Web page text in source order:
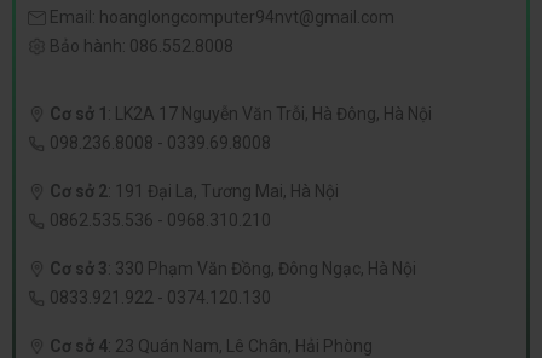
Email: hoanglongcomputer94nvt@gmail.com
Bảo hành: 086.552.8008
Cơ sở 1 : LK2A 17 Nguyễn Văn Trỗi, Hà Đông, Hà Nội
098.236.8008 - 0339.69.8008
Cơ sở 2: 191 Đại La, Tương Mai, Hà Nội
0862.535.536 - 0968.310.210
Cơ sở 3: 330 Phạm Văn Đồng, Đông Ngạc, Hà Nội
0833.921.922 - 0374.120.130
Cơ sở 4: 23 Quán Nam, Lê Chân, Hải Phòng